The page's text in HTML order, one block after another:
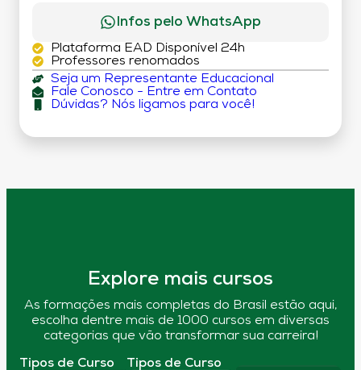
Infos pelo WhatsApp
Plataforma EAD Disponível 24h
Professores renomados
Seja um Representante Educacional
Fale Conosco - Entre em Contato
Dúvidas? Nós ligamos para você!
Explore mais cursos
As formações mais completas do Brasil estão aqui,
escolha dentre mais de 1000 cursos em diversas
categorias que vão transformar sua carreira!
Tipos de Curso Tipos de Curso